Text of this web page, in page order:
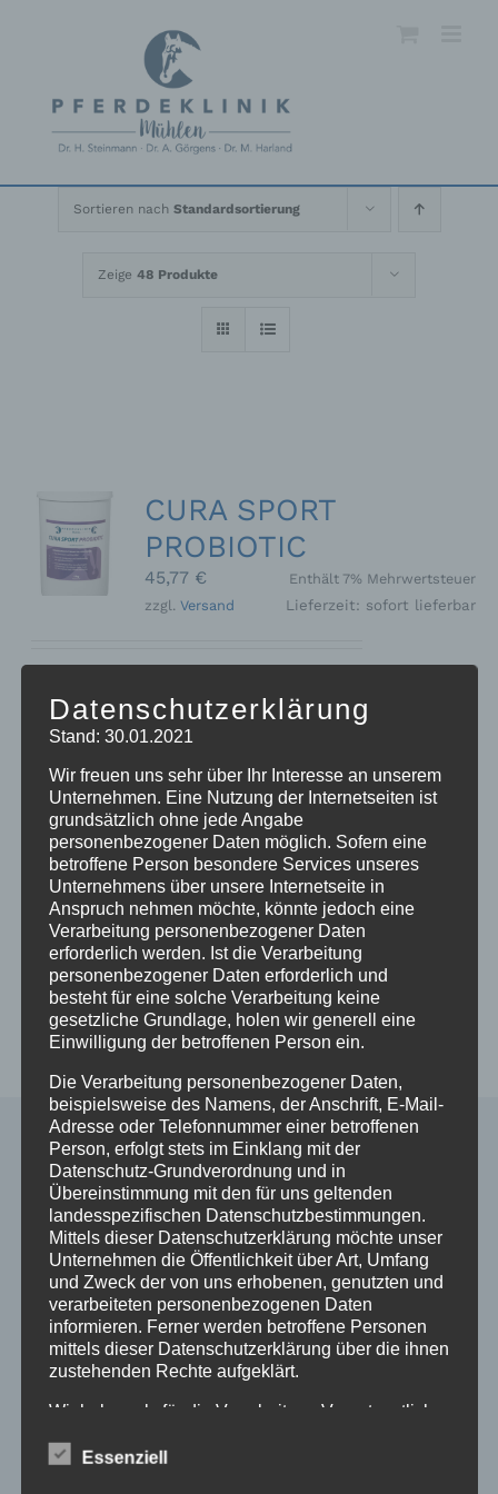
Sortieren nach Standardsortierung
Zeige 48 Produkte
CURA SPORT
PROBIOTIC
45,77 €
Enthält 7% Mehrwertsteuer
zzgl.Versand Lieferzeit: sofort lieferbar
und Stabilisierung der Darmflora.
Kann die Säureregulierung im Magen-
Darmtrakt positiv beeinflussen und in
Stresssituationen wie Turnier,
Stallwechsel, Wurmkurgabe oder
Futterwechsel entgegenwirken. Auch
bei Kotwasser und Durchfall geeignet.
- ADMR konform -
Ergänzungsfuttermittel für Pferde1
kg DosePreis/kg: 45,77 €
In den
Warenkorb
Details
Alle Shop Infos
Mein Konto
Zahlungsarten
Versand & Lieferung
Widerruf
Widerruf erklären
AGB
Impressum
Datenschutzerklärung
Stand: 30.01.2021
Wir freuen uns sehr über Ihr Interesse an unserem
Unternehmen. Eine Nutzung der Internetseiten ist
grundsätzlich ohne jede Angabe
personenbezogener Daten möglich. Sofern eine
betroffene Person besondere Services unseres
Unternehmens über unsere Internetseite in
Anspruch nehmen möchte, könnte jedoch eine
Verarbeitung personenbezogener Daten
erforderlich werden. Ist die Verarbeitung
personenbezogener Daten erforderlich und
besteht für eine solche Verarbeitung keine
gesetzliche Grundlage, holen wir generell eine
Einwilligung der betroffenen Person ein.
Die Verarbeitung personenbezogener Daten,
beispielsweise des Namens, der Anschrift, E-Mail-
Adresse oder Telefonnummer einer betroffenen
Person, erfolgt stets im Einklang mit der
Datenschutz-Grundverordnung und in
Übereinstimmung mit den für uns geltenden
landesspezifischen Datenschutzbestimmungen.
Mittels dieser Datenschutzerklärung möchte unser
Unternehmen die Öffentlichkeit über Art, Umfang
und Zweck der von uns erhobenen, genutzten und
verarbeiteten personenbezogenen Daten
informieren. Ferner werden betroffene Personen
mittels dieser Datenschutzerklärung über die ihnen
zustehenden Rechte aufgeklärt.
Wir haben als für die Verarbeitung Verantwortlicher
Maßnahmen umgesetzt, um einen möglichst
Essenziell